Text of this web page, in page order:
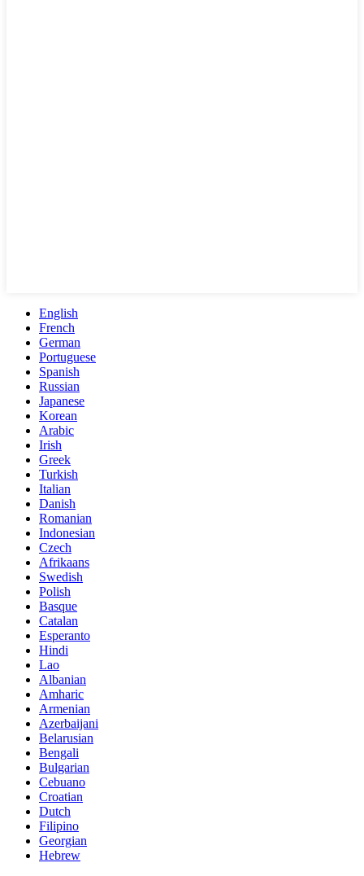
English
French
German
Portuguese
Spanish
Russian
Japanese
Korean
Arabic
Irish
Greek
Turkish
Italian
Danish
Romanian
Indonesian
Czech
Afrikaans
Swedish
Polish
Basque
Catalan
Esperanto
Hindi
Lao
Albanian
Amharic
Armenian
Azerbaijani
Belarusian
Bengali
Bulgarian
Cebuano
Croatian
Dutch
Filipino
Georgian
Hebrew